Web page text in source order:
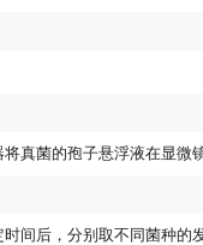
真菌的孢子悬浮液在显微
间后，分别取不同菌种